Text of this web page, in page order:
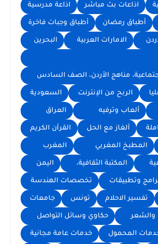
اذاعات بث مباشر اذاعة مدرسية
أطباق رمضان أطباق وجبات فاخرة
الامارات العربية البحرين
مناهج الأردن، الصف السادس
الربح من الإنترنت السعودية
ألعاب وترفيه العراق
ألغاز مع الحل القرآن الكريم
المطبخ المغربي المغرب
المكتبة الثقافية، اليمن
وتطبيقات تخصصات الهندسة
تفسير الاحلام تونس جامعات
والشعر حكاوي وسائل التواصل
المحمول خدمات عامة مجانية